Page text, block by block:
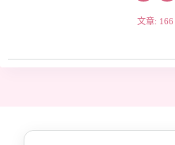
文章: 166